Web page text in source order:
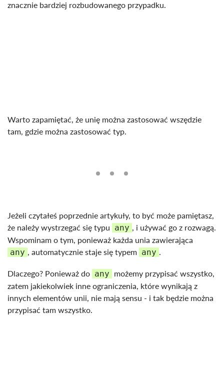
znacznie bardziej rozbudowanego przypadku.
Warto zapamiętać, że unię można zastosować wszędzie
tam, gdzie można zastosować typ.
Jeżeli czytałeś poprzednie artykuły, to być może pamiętasz,
że należy wystrzegać się typu any , i używać go z rozwagą.
Wspominam o tym, ponieważ każda unia zawierająca
any , automatycznie staje się typem any .
Dlaczego? Ponieważ do any możemy przypisać wszystko,
zatem jakiekolwiek inne ograniczenia, które wynikają z
innych elementów unii, nie mają sensu - i tak będzie można
przypisać tam wszystko.